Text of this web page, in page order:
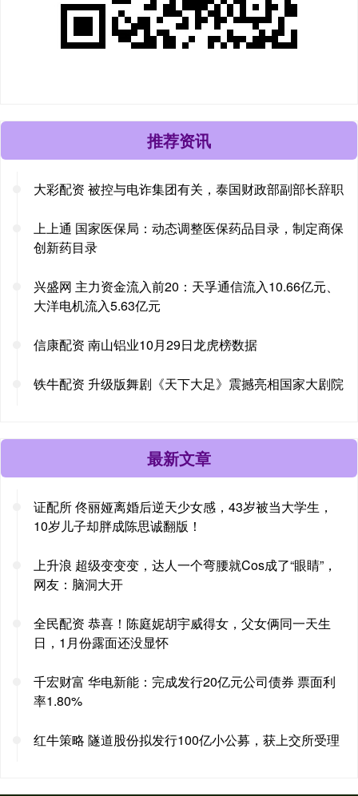
推荐资讯
大彩配资 被控与电诈集团有关，泰国财政部副部长辞职
上上通 国家医保局：动态调整医保药品目录，制定商保
创新药目录
兴盛网 主力资金流入前20：天孚通信流入10.66亿元、
大洋电机流入5.63亿元
信康配资 南山铝业10月29日龙虎榜数据
铁牛配资 升级版舞剧《天下大足》震撼亮相国家大剧院
最新文章
证配所 佟丽娅离婚后逆天少女感，43岁被当大学生，
10岁儿子却胖成陈思诚翻版！
上升浪 超级变变变，达人一个弯腰就Cos成了“眼睛”，
网友：脑洞大开
全民配资 恭喜！陈庭妮胡宇威得女，父女俩同一天生
日，1月份露面还没显怀
千宏财富 华电新能：完成发行20亿元公司债券 票面利
率1.80%
红牛策略 隧道股份拟发行100亿小公募，获上交所受理